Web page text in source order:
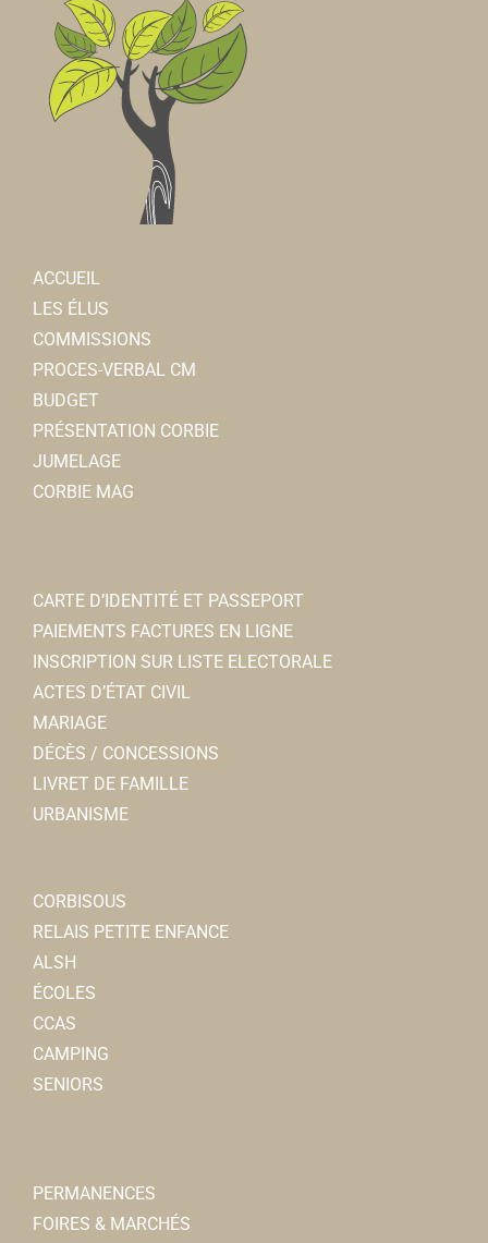
ACCUEIL
LES ÉLUS
COMMISSIONS
PROCES-VERBAL CM
BUDGET
PRÉSENTATION CORBIE
JUMELAGE
CORBIE MAG
CARTE D’IDENTITÉ ET PASSEPORT
PAIEMENTS FACTURES EN LIGNE
INSCRIPTION SUR LISTE ELECTORALE
ACTES D’ÉTAT CIVIL
MARIAGE
DÉCÈS / CONCESSIONS
LIVRET DE FAMILLE
URBANISME
CORBISOUS
RELAIS PETITE ENFANCE
ALSH
ÉCOLES
CCAS
CAMPING
SENIORS
PERMANENCES
FOIRES & MARCHÉS